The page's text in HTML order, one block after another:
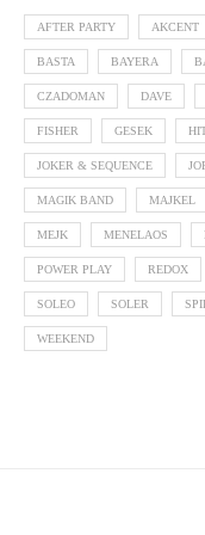
AFTER PARTY AKCENT
BASTA BAYERA
CZADOMAN DAVE
FISHER GESEK
JOKER & SEQUENCE
MAGIK BAND MAJKEL
MEJK MENELAOS
POWER PLAY REDOX
SOLEO SOLER
WEEKEND